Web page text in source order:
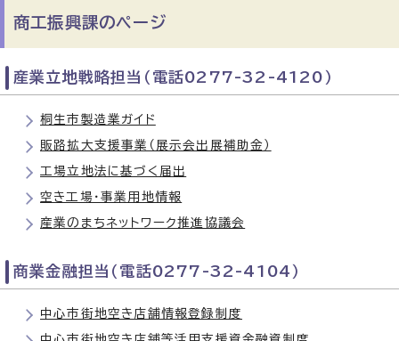
商工振興課のページ
産業立地戦略担当（電話0277-32-4120）
桐生市製造業ガイド
販路拡大支援事業（展示会出展補助金）
工場立地法に基づく届出
空き工場・事業用地情報
産業のまちネットワーク推進協議会
商業金融担当（電話0277-32-4104）
中心市街地空き店舗情報登録制度